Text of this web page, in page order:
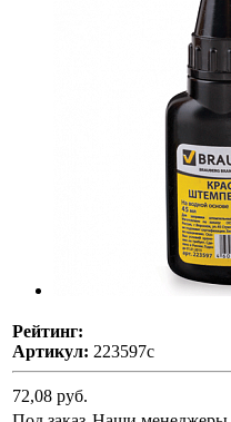
Рейтинг:
Артикул: 223597с
72,08 руб.